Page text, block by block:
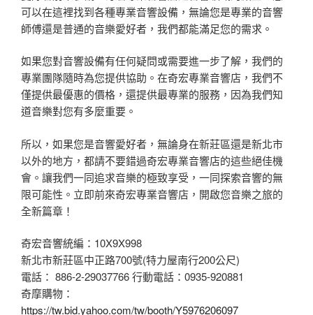
可以在這裡找到各種專業音響設備，無論您是專業的音響
師傅還是普通的音樂愛好者，我們都能滿足您的需求。
如果您對音響設備有任何疑問或需要進一步了解，我們的
專業團隊隨時為您提供協助。在奇宏專業音響店，我們不
僅提供最優惠的價格，還提供最專業的服務，因為我們知
道音樂對您有多麼重要。
所以，如果您是音響愛好者，無論身在新莊區還是新北市
以外的地方，都請不要錯過奇宏專業音響店的這些絕佳機
會。讓我們一同追求音樂的極致享受，一同探索音響的無
限可能性。立即前來奇宏專業音響店，開啟您音樂之旅的
全新篇章！
奇宏音響統編：10X9X998
新北市新莊區中正路700號(特力屋南行200公尺)
電話： 886-2-29037766 行動電話：0935-920881
奇摩購物：
https://tw.bid.yahoo.com/tw/booth/Y5976206097